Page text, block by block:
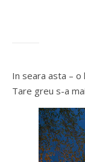
In seara asta –
Tare greu s-a